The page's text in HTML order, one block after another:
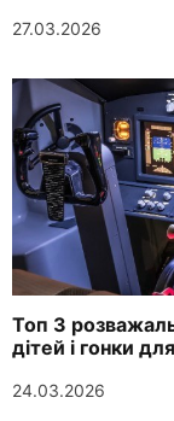
27.03.2026
Топ 3
дітей і гонки
24.03.2026